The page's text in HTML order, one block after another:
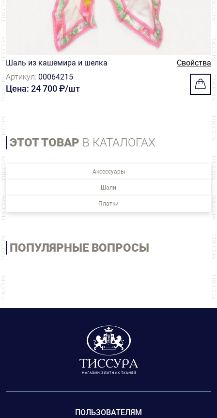
Шаль из кашемира и шелка
Свойства
Артикул: 00064215
Цена: 24 700 ₽/шт
ЭТОТ ТОВАР В КАТАЛОГАХ
Аксессуары
Шали
Платки
ПОПУЛЯРНЫЕ ВОПРОСЫ
ПОЛЬЗОВАТЕЛЯМ